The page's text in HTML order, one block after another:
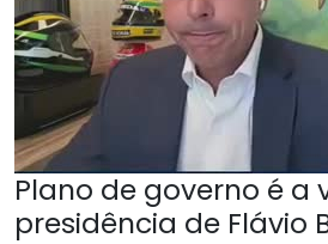
Plano de governo é a
presidência de Flávio